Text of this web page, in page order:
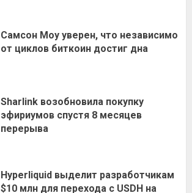
Самсон Моу уверен, что независимо
от циклов биткоин достиг дна
Sharlink возобновила покупку
эфириумов спустя 8 месяцев
перерыва
Hyperliquid выделит разработчикам
$10 млн для перехода с USDH на